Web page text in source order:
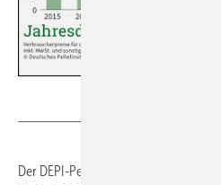
Der DEPI-Pelletpreis wird seit 2011 im